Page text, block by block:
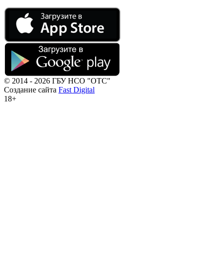
© 2014 - 2026 ГБУ НСО "ОТС"
Создание сайта Fast Digital
18+